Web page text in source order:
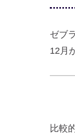
ゼブ
12月
比較